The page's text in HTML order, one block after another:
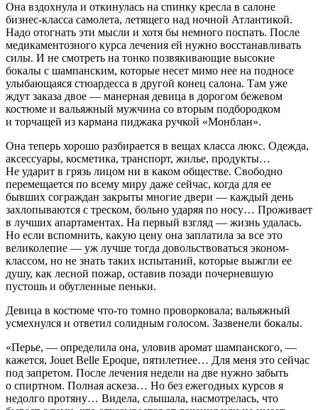
Она вздохнула и откинулась на спинку кресла в салоне
бизнес-класса самолета, летящего над ночной Атлантикой.
Надо отогнать эти мысли и хотя бы немного поспать. После
медикаментозного курса лечения ей нужно восстанавливать
силы. И не смотреть на тонко позвякивающие высокие
бокалы с шампанским, которые несет мимо нее на подносе
улыбающаяся стюардесса в другой конец салона. Там уже
ждут заказа двое — манерная девица в дорогом бежевом
костюме и вальяжный мужчина со вторым подбородком
и торчащей из кармана пиджака ручкой «Монблан».
Она теперь хорошо разбирается в вещах класса люкс. Одежда,
аксессуары, косметика, транспорт, жилье, продукты…
Не ударит в грязь лицом ни в каком обществе. Свободно
перемещается по всему миру даже сейчас, когда для ее
бывших сограждан закрыты многие двери — каждый день
захлопываются с треском, больно ударяя по носу… Проживает
в лучших апартаментах. На первый взгляд — жизнь удалась.
Но если вспомнить, какую цену она заплатила за все это
великолепие — уж лучше тогда довольствоваться эконом-
классом, но не знать таких испытаний, которые выжгли ее
душу, как лесной пожар, оставив позади почерневшую
пустошь и обугленные пеньки.
Девица в костюме что-то томно проворковала; вальяжный
усмехнулся и ответил солидным голосом. Зазвенели бокалы.
«Перье, — определила она, уловив аромат шампанского, —
кажется, Jouet Belle Epoque, пятилетнее… Для меня это сейчас
под запретом. После лечения недели на две нужно забыть
о спиртном. Полная аскеза… Но без ежегодных курсов я
недолго протяну… Видела, слышала, насмотрелась, что